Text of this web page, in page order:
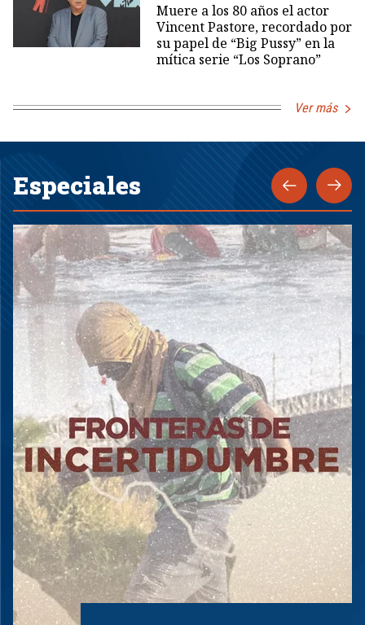
Muere a los 80 años el actor
Vincent Pastore, recordado por
su papel de “Big Pussy” en la
mítica serie “Los Soprano”
Ver más
Especiales